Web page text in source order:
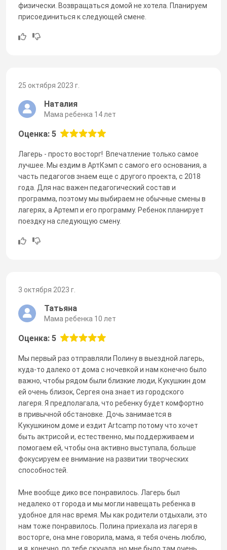
физически. Возвращаться домой не хотела. Планируем
присоединиться к следующей смене.
25 октября 2023 г.
Наталия
Мама ребенка 14 лет
Оценка: 5
Лагерь - просто восторг! Впечатление только самое
лучшее. Мы ездим в АртКэмп с самого его основания, а
часть педагогов знаем еще с другого проекта, с 2018
года. Для нас важен педагогический состав и
программа, поэтому мы выбираем не обычные смены в
лагерях, а Артемп и его программу. Ребенок планирует
поездку на следующую смену.
3 октября 2023 г.
Татьяна
Мама ребенка 10 лет
Оценка: 5
Мы первый раз отправляли Полину в выездной лагерь,
куда-то далеко от дома с ночевкой и нам конечно было
важно, чтобы рядом были близкие люди, Кукушкин дом
ей очень близок, Сергея она знает из городского
лагеря. Я предполагала, что ребенку будет комфортно
в привычной обстановке. Дочь занимается в
Кукушкином доме и ездит Artcamp потому что хочет
быть актрисой и, естественно, мы поддерживаем и
помогаем ей, чтобы она активно выступала, больше
фокусируем ее внимание на развитии творческих
способностей.
Мне вообще дико все понравилось. Лагерь был
недалеко от города и мы могли навещать ребенка в
удобное для нас время. Мы как родители отдыхали, это
нам тоже понравилось. Полина приехала из лагеря в
восторге, она мне говорила, мама, я тебя очень люблю,
и я, конечно, по тебе скучала, но мне было там очень